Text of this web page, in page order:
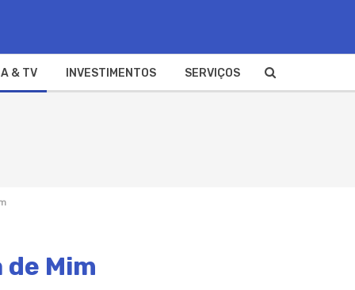
& TV INVESTIMENTOS SERVIÇOS
Mim